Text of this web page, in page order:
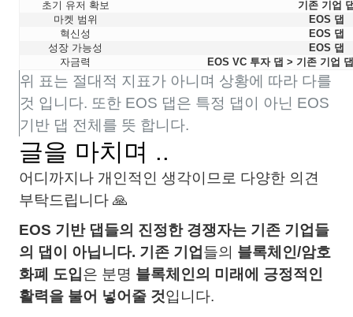
초기 유저 확보
기존 기업
마켓 범위
EOS 댑
혁신성
EOS 댑
성장 가능성
EOS 댑
자금력
EOS VC 투자 댑 > 기존 기업
위 표는 절대적 지표가 아니며 상황에 따라 다를
것 입니다. 또한 EOS 댑은 특정 댑이 아닌 EOS
기반 댑 전체를 뜻 합니다.
글을 마치며 ..
어디까지나 개인적인 생각이므로 다양한 의견
부탁드립니다 🙏
EOS 기반 댑들의 진정한 경쟁자는 기존 기업들
의 댑이 아닙니다. 기존 기업 들의 블록체인/암호
화폐 도입은 분명 블록체인의 미래에 긍정적인
활력을 불어 넣어줄 것입니다.